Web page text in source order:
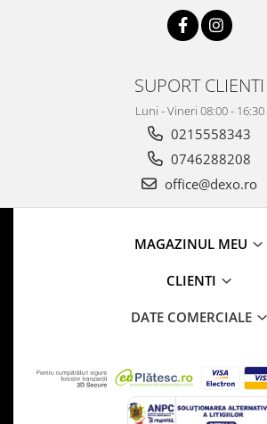
SUPORT CLIENTI
Luni - Vineri 08:00 - 16:30
0215558343
0746288208
office@dexo.ro
MAGAZINUL MEU
CLIENTI
DATE COMERCIALE